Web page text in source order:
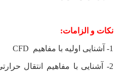
نکات و الزامات:
1- آشنایی اولیه با مفاهیم CFD
2- آشنایی با مفاهیم انتقال